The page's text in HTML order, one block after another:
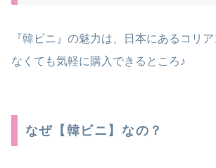
『韓ビニ』の魅力は、日本にあるコリ
なくても気軽に購入できるところ♪
なぜ【韓ビニ】なの？